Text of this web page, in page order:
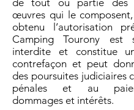
de tout ou partie des
œuvres qui le
obtenu l’autorisation
Camping Tourony est
interdite et constitue
contrefaçon et peut
des poursuites judiciaires
pénales et au
dommages et intérêts.